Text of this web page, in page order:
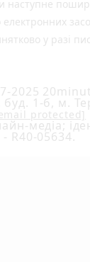
наступне
у разі
2025
1-б, м.
protected]
медіа;
- R40-05634.